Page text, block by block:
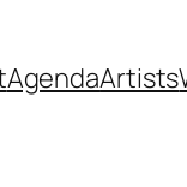
AgendaArtists